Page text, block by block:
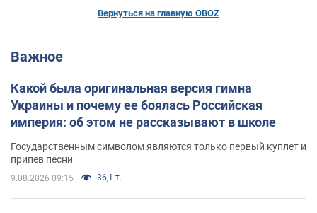
Вернуться на главную OBOZ
Важное
Какой была оригинальная версия гимна
Украины и почему ее боялась Российская
империя: об этом не рассказывают в школе
Государственным символом являются только первый куплет и
припев песни
9.08.2026 09:15 36,1 т.